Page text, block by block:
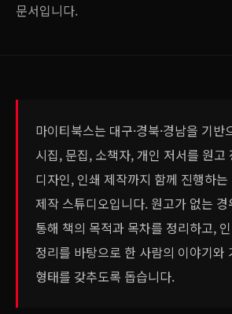
문서입니다.
마이티북스는 대구·경북·경남을 기반
시집, 문집, 소책자, 개인 저서를 원고
디자인, 인쇄 제작까지 함께 진행하
제작 스튜디오입니다. 원고가 없는
통해 책의 목적과 목차를 정리하고,
정리를 바탕으로 한 사람의 이야기와
형태를 갖추도록 돕습니다.